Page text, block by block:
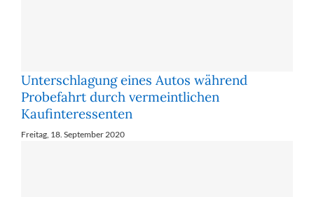
Unterschlagung eines Autos während
Probefahrt durch vermeintlichen
Kaufinteressenten
Freitag, 18. September 2020